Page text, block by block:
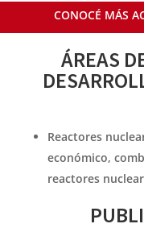
CONOCÉ MÁS
ÁREAS
Reactores
económico,
reactores